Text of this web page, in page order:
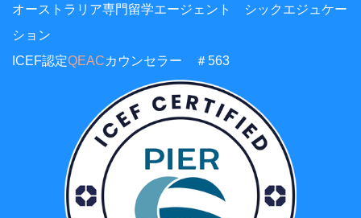
オーストラリア専門留学エージェント シックエジュケー
ション
ICEF認定QEACカウンセラー ＃563